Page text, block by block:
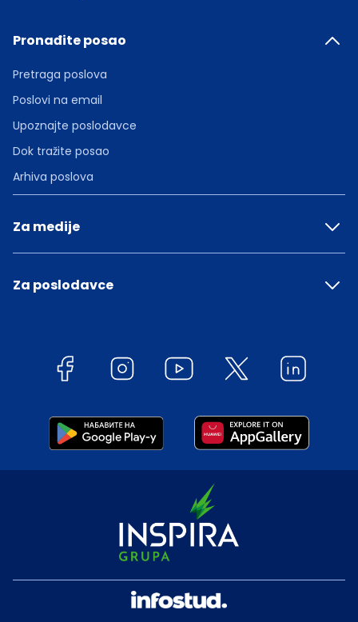
Pronađite posao
Pretraga poslova
Poslovi na email
Upoznajte poslodavce
Dok tražite posao
Arhiva poslova
Za medije
Za poslodavce